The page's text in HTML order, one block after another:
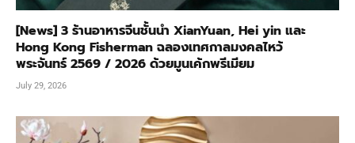
[News] 3 ร้านอาหารจีนชั้นนำ XianYuan, Hei yin และ
Hong Kong Fisherman ฉลองเทศกาลมงคลไหว้
พระจันทร์ 2569 / 2026 ด้วยมูนเค้กพรีเมียม
July 29, 2026